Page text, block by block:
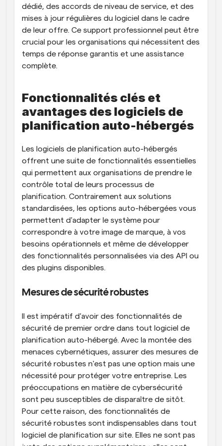
dédié, des accords de niveau de service, et des
mises à jour régulières du logiciel dans le cadre
de leur offre. Ce support professionnel peut être
crucial pour les organisations qui nécessitent des
temps de réponse garantis et une assistance
complète.
Fonctionnalités clés et
avantages des logiciels de
planification auto-hébergés
Les logiciels de planification auto-hébergés
offrent une suite de fonctionnalités essentielles
qui permettent aux organisations de prendre le
contrôle total de leurs processus de
planification. Contrairement aux solutions
standardisées, les options auto-hébergées vous
permettent d'adapter le système pour
correspondre à votre image de marque, à vos
besoins opérationnels et même de développer
des fonctionnalités personnalisées via des API ou
des plugins disponibles.
Mesures de sécurité robustes
Il est impératif d'avoir des fonctionnalités de
sécurité de premier ordre dans tout logiciel de
planification auto-hébergé. Avec la montée des
menaces cybernétiques, assurer des mesures de
sécurité robustes n'est pas une option mais une
nécessité pour protéger votre entreprise. Les
préoccupations en matière de cybersécurité
sont peu susceptibles de disparaître de sitôt.
Pour cette raison, des fonctionnalités de
sécurité robustes sont indispensables dans tout
logiciel de planification sur site. Elles ne sont pas